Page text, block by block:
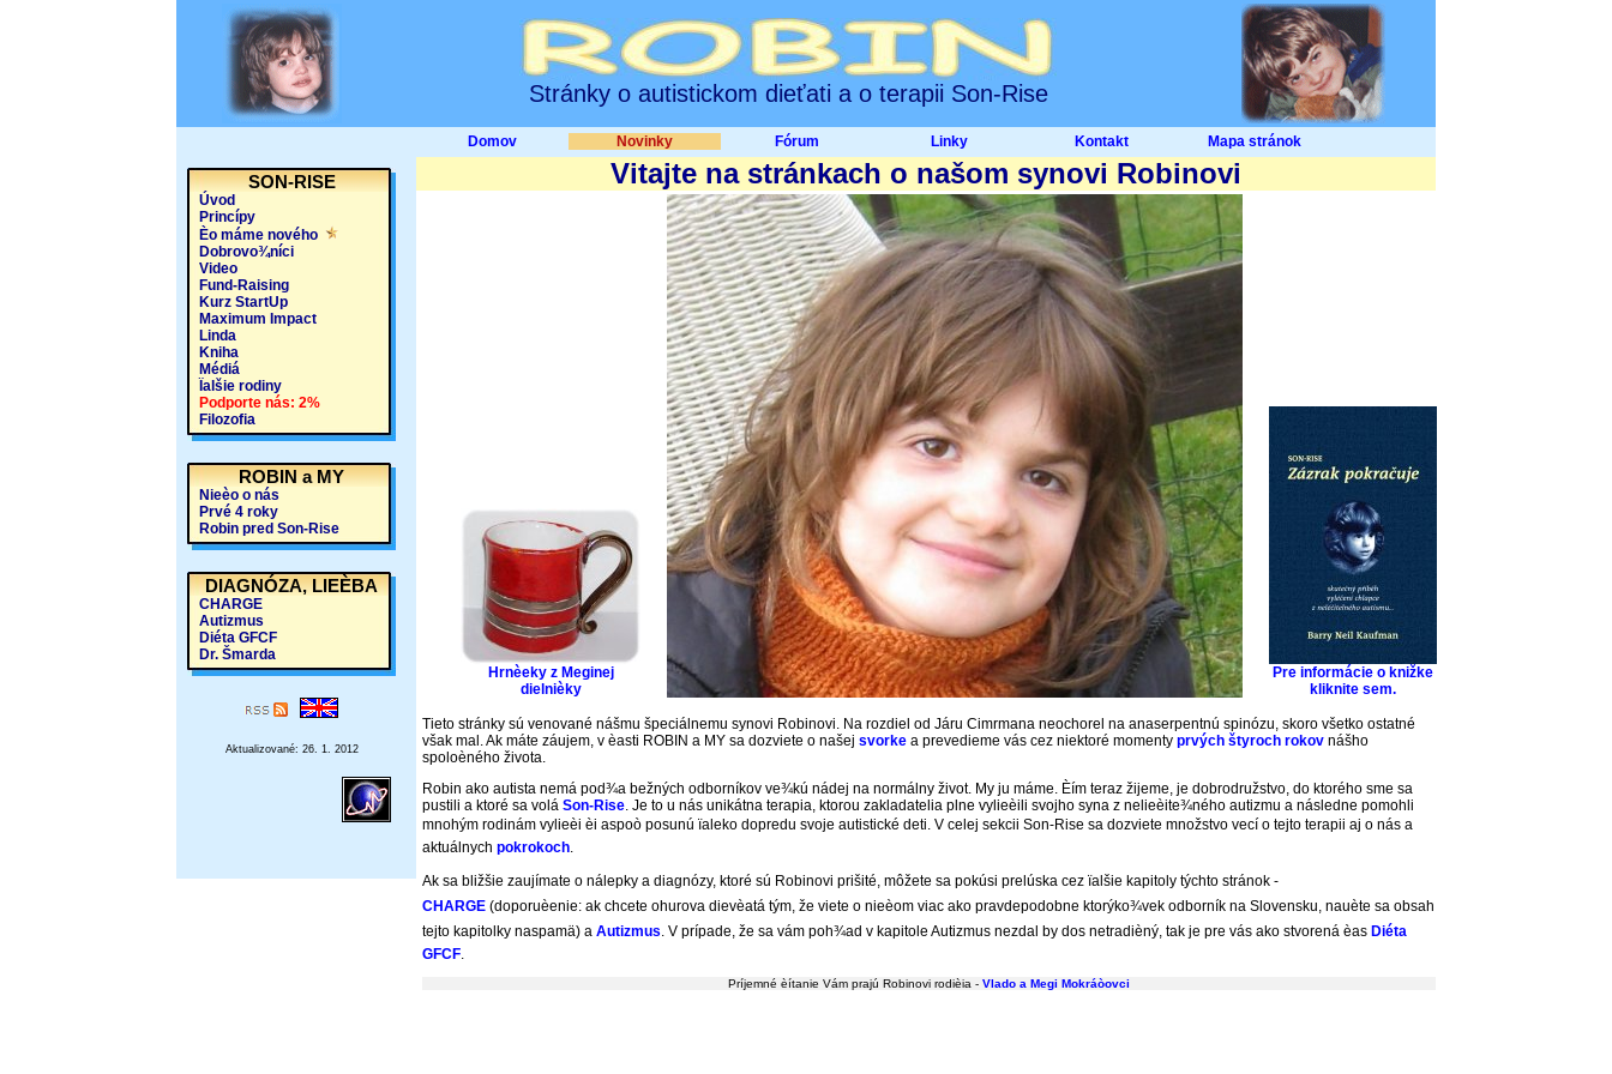
Stránky o autistickom dieťati a o terapii Son-Rise
SON-RISE
Úvod
Princípy
Èo máme nového
Dobrovo¾níci
Video
Fund-Raising
Kurz StartUp
Maximum Impact
Linda
Kniha
Médiá
Ïalšie rodiny
Podporte nás: 2%
Filozofia
ROBIN a MY
Nieèo o nás
Prvé 4 roky
Robin pred Son-Rise
DIAGNÓZA, LIEÈBA
CHARGE
Autizmus
Diéta GFCF
Dr. Šmarda
Aktualizované: 26. 1. 2012
Domov Novinky Fórum Linky Kontakt Mapa stránok
Vitajte na stránkach o našom synovi Robinovi
Hrnèeky z Meginej
dielnièky
Pre informácie o knižke
kliknite sem.
Tieto stránky sú venované nášmu špeciálnemu synovi Robinovi. Na rozdiel od Járu Cimrmana neochorel na anaserpentnú spinózu, skoro všetko ostatné
však mal. Ak máte záujem, v èasti ROBIN a MY sa dozviete o našej svorke a prevedieme vás cez niektoré momenty prvých štyroch rokov nášho
spoloèného života.
Robin ako autista nemá pod¾a bežných odborníkov ve¾kú nádej na normálny život. My ju máme. Èím teraz žijeme, je dobrodružstvo, do ktorého sme sa
pustili a ktoré sa volá Son-Rise. Je to u nás unikátna terapia, ktorou zakladatelia plne vylieèili svojho syna z nelieèite¾ného autizmu a následne pomohli
mnohým rodinám vylieèi èi aspoò posunú ïaleko dopredu svoje autistické deti. V celej sekcii Son-Rise sa dozviete množstvo vecí o tejto terapii aj o nás a
aktuálnych pokrokoch.
Ak sa bližšie zaujímate o nálepky a diagnózy, ktoré sú Robinovi prišité, môžete sa pokúsi prelúska cez ïalšie kapitoly týchto stránok -
CHARGE (doporuèenie: ak chcete ohurova dievèatá tým, že viete o nieèom viac ako pravdepodobne ktorýko¾vek odborník na Slovensku, nauète sa obsah
tejto kapitolky naspamä) a Autizmus. V prípade, že sa vám poh¾ad v kapitole Autizmus nezdal by dos netradièný, tak je pre vás ako stvorená èas Diéta
GFCF.
Príjemné èítanie Vám prajú Robinovi rodièia - Vlado a Megi Mokráòovci